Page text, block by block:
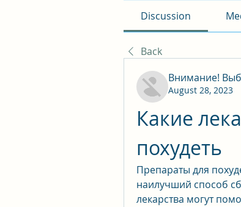
Discussion
Back
Внимание!
August 28, 2023
Какие
похудеть
Препараты для
наилучший способ
лекарства могут